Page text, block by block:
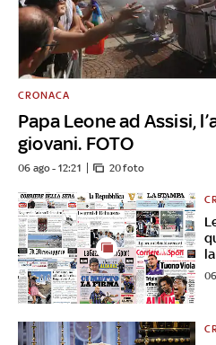
Papa Leone ad Assisi,
giovani. FOTO
CRONACA
06 ago - 12:21 20 foto